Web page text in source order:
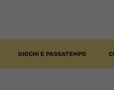
GIOCHI E PASSATEMPO